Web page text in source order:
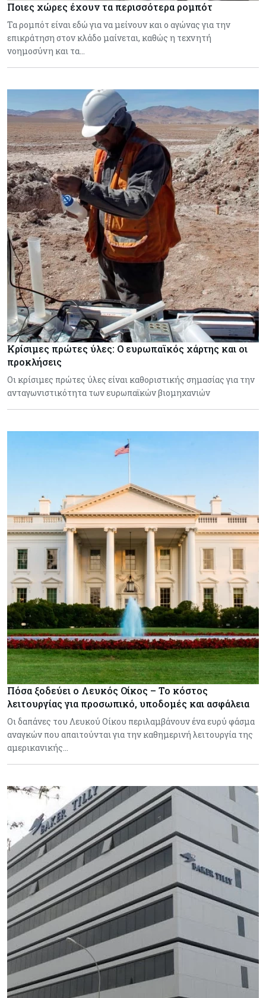
Ποιες χώρες έχουν τα περισσότερα ρομπότ
Τα ρομπότ είναι εδώ για να μείνουν και ο αγώνας για την
επικράτηση στον κλάδο μαίνεται, καθώς η τεχνητή
νοημοσύνη και τα…
Κρίσιμες πρώτες ύλες: Ο ευρωπαϊκός χάρτης και οι
προκλήσεις
Οι κρίσιμες πρώτες ύλες είναι καθοριστικής σημασίας για την
ανταγωνιστικότητα των ευρωπαϊκών βιομηχανιών
Πόσα ξοδεύει ο Λευκός Οίκος – Το κόστος
λειτουργίας για προσωπικό, υποδομές και ασφάλεια
Οι δαπάνες του Λευκού Οίκου περιλαμβάνουν ένα ευρύ φάσμα
αναγκών που απαιτούνται για την καθημερινή λειτουργία της
αμερικανικής…